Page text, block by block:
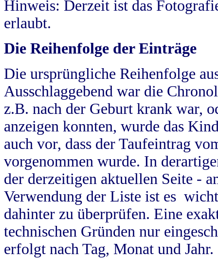
Hinweis: Derzeit ist das
erlaubt.
Die Reihenfolge der Einträge
Die ursprüngliche Reihenfolge
Ausschlaggebend war die
z.B. nach der Geburt krank war,
anzeigen konnten, wurde das
auch vor, dass der Taufeintrag
vorgenommen wurde. In
der derzeitigen aktuellen Seite -
Verwendung der Liste ist es
dahinter zu überprüfen. Eine
technischen Gründen nur
erfolgt nach Tag, Monat und Jahr.